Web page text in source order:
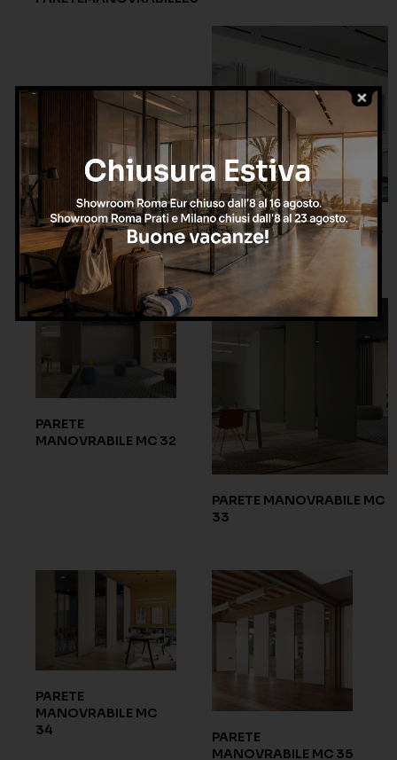
PARETE MANOVRABILE WL
31
PARETE
MANOVRABILE MC 32
PARETE MANOVRABILE MC
33
PARETE
MANOVRABILE MC
34
PARETE
MANOVRABILE MC 35